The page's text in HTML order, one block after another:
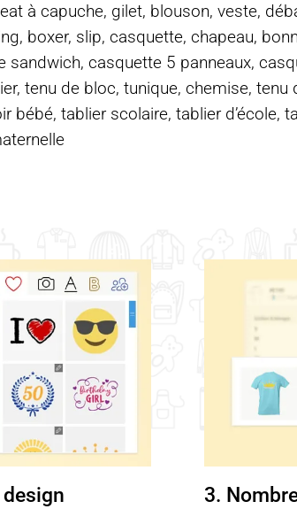
à capuche, gilet, blouson, veste,
boxer, slip, casquette, chapeau,
casquette 5 panneaux,
tenu de bloc, tunique, chemise, tenu
tablier scolaire, tablier d’école,
3.